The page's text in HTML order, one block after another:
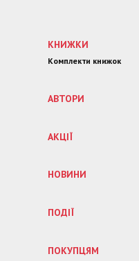
КНИЖКИ
Комплекти книжок
АВТОРИ
АКЦІЇ
НОВИНИ
ПОДІЇ
ПОКУПЦЯМ